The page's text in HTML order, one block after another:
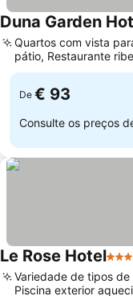
Duna Garden
Quartos com vista
pátio, Restaurante
terraço
De € 93
Consulte os preços
Le Rose Hotel3
Variedade de tipos de
Piscina exterior